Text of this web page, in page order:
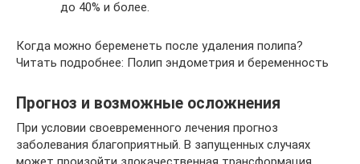
до 40% и более.
Когда можно беременеть после удаления полипа?
Читать подробнее: Полип эндометрия и беременность
Прогноз и возможные осложнения
При условии своевременного лечения прогноз
заболевания благоприятный. В запущенных случаях